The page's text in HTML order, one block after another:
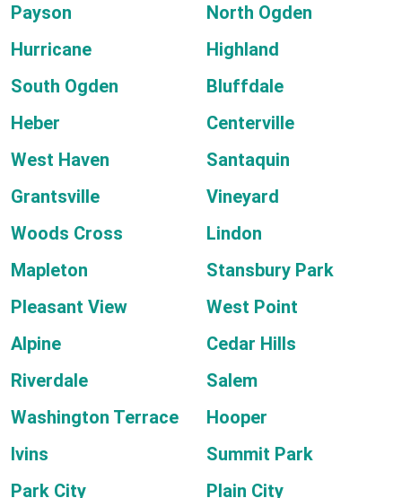
Payson
North Ogden
Hurricane
Highland
South Ogden
Bluffdale
Heber
Centerville
West Haven
Santaquin
Grantsville
Vineyard
Woods Cross
Lindon
Mapleton
Stansbury Park
Pleasant View
West Point
Alpine
Cedar Hills
Riverdale
Salem
Washington Terrace
Hooper
Ivins
Summit Park
Park City
Plain City